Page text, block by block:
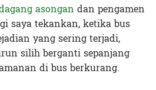
asongan dan pengamen
saya tekankan, ketika bus
yang sering terjadi,
silih berganti sepanjang
di bus berkurang.